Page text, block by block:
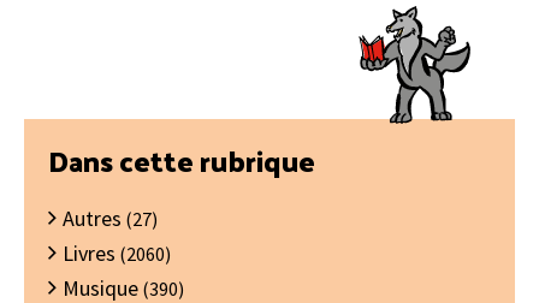
Barre
latérale
principale
Dans cette rubrique
Autres (27)
Livres (2060)
Musique (390)